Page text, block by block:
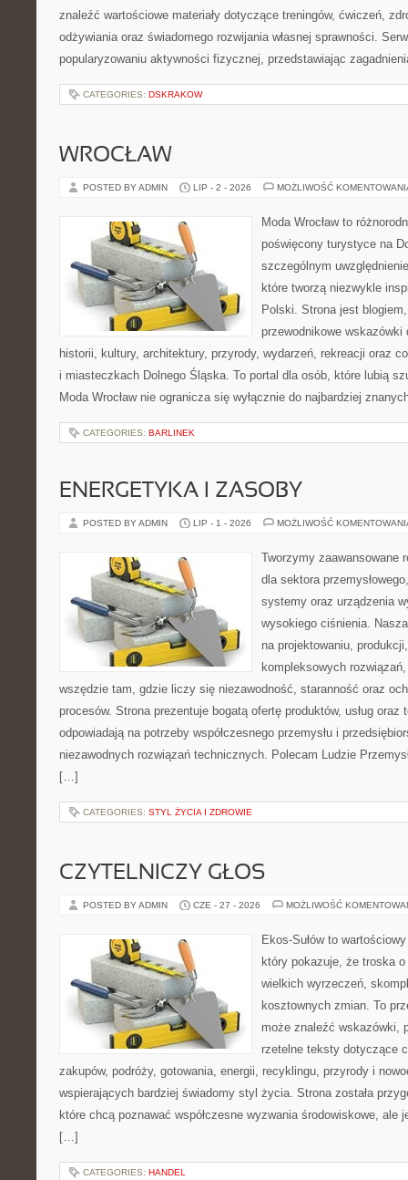
znaleźć wartościowe materiały dotyczące treningów, ćwiczeń,
odżywiania oraz świadomego rozwijania własnej sprawności.
popularyzowaniu aktywności fizycznej, przedstawiając
CATEGORIES: DSKRAKOW
WROCŁAW
POSTED BY ADMIN LIP - 2 - 2026 MOŻLIWOŚĆ
Moda Wrocław to
poświęcony turystyce na
szczególnym
które tworzą niezwykle
Polski. Strona jest
przewodnikowe
historii, kultury, architektury, przyrody, wydarzeń, rekreacji oraz
i miasteczkach Dolnego Śląska. To portal dla osób, które lubią
Moda Wrocław nie ogranicza się wyłącznie do najbardziej
CATEGORIES: BARLINEK
ENERGETYKA I ZASOBY
POSTED BY ADMIN LIP - 1 - 2026 MOŻLIWOŚĆ
Tworzymy zaawansowane
dla sektora
systemy oraz urządzenia
wysokiego ciśnienia.
na projektowaniu,
kompleksowych
wszędzie tam, gdzie liczy się niezawodność, staranność oraz
procesów. Strona prezentuje bogatą ofertę produktów, usług oraz
odpowiadają na potrzeby współczesnego przemysłu i
niezawodnych rozwiązań technicznych. Polecam Ludzie
[…]
CATEGORIES: STYL ŻYCIA I ZDROWIE
CZYTELNICZY GŁOS
POSTED BY ADMIN CZE - 27 - 2026 MOŻLIWOŚĆ
Ekos-Sułów to
który pokazuje, że troska
wielkich wyrzeczeń,
kosztownych zmian. To
może znaleźć wskazówki,
rzetelne teksty dotyczące
zakupów, podróży, gotowania, energii, recyklingu, przyrody i
wspierających bardziej świadomy styl życia. Strona została
które chcą poznawać współczesne wyzwania środowiskowe, ale
[…]
CATEGORIES: HANDEL